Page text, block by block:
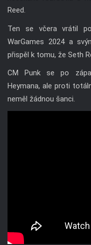
Reed.
Ten se včera vrátil
WarGames 2024 a
přispěl k tomu, že Seth
CM Punk se po
Heymana, ale proti
neměl žádnou šanci.